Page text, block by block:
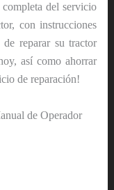
del servicio
con instrucciones
de reparar su tractor
así como ahorrar
de reparación!
de Operador